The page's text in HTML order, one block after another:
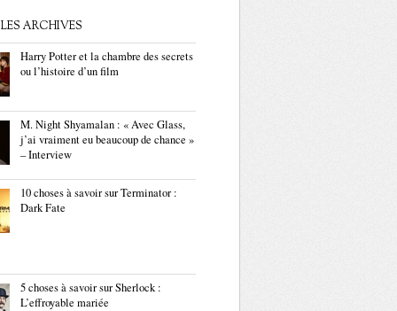
ARCHIVES
Harry Potter et la chambre des secrets
ou l’histoire d’un film
M. Night Shyamalan : « Avec Glass,
j’ai vraiment eu beaucoup de chance »
– Interview
10 choses à savoir sur Terminator :
Dark Fate
5 choses à savoir sur Sherlock :
L’effroyable mariée